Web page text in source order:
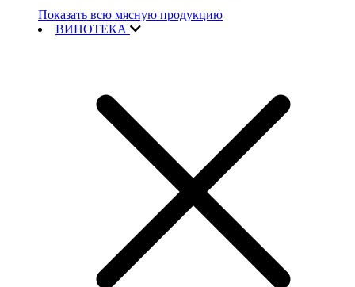
Показать всю мясную продукцию
ВИНОТЕКА